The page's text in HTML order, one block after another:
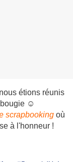
étions réunis
bougie ☺
scrapbookingoù
à l'honneur !